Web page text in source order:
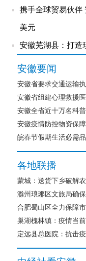
携手全球贸易伙伴
美元
安徽芜湖县：打造
安徽要闻
安徽省要求交通运输
安徽省组建心理救援
安徽全省近十万名科
安徽疫情防控物资保
皖春节假期生活必需
各地联播
蒙城：送货下乡破解
滁州琅琊区文旅局确
合肥蜀山区全力保障
巢湖槐林镇：疫情当
定远县总医院：抗击